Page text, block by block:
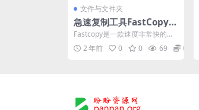
文件与文件夹
急速复制工具FastCopy3.
3.1.42中文版（X86+X6
4）
Fastcopy是一款速度非常快的文
件拷贝软件，网络上流传的FastC
opy都是...
2 年前 0 0 69 0